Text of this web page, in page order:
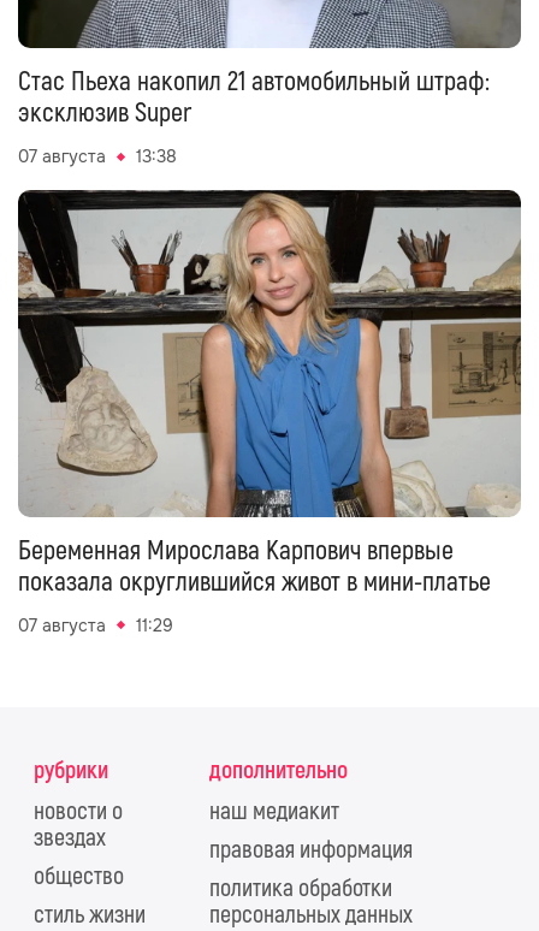
Стас Пьеха накопил 21 автомобильный штраф:
эксклюзив Super
07 августа 13:38
Беременная Мирослава Карпович впервые
показала округлившийся живот в мини-платье
07 августа 11:29
рубрики
новости о
звездах
общество
стиль жизни
дополнительно
наш медиакит
правовая информация
политика обработки
персональных данных